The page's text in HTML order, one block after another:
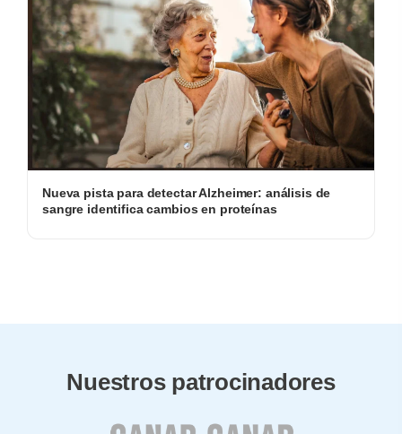
Nueva pista para detectar Alzheimer: análisis de
sangre identifica cambios en proteínas
Nuestros patrocinadores